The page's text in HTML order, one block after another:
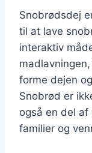
Snobrødsdej
til at lave
interaktiv
forme dejen
Snobrød er
også en del
familier og